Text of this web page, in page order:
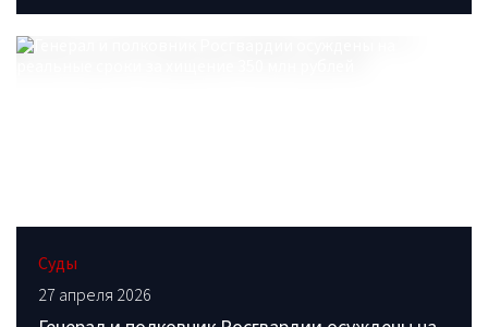
Суды
27 апреля 2026